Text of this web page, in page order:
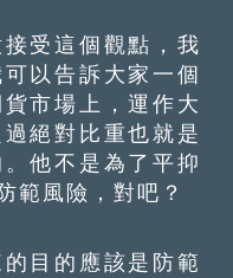
受這個觀點，我
以告訴大家一個
市場上，運作大
絕對比重也就是
他不是為了平抑
範風險，對吧？
目的應該是防範